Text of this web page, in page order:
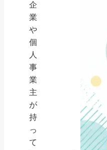
企
業
や
個
人
事
業
主
が
持
っ
て